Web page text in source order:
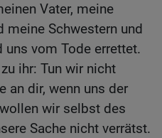
Vater, meine
meine Schwestern und
uns vom Tode errettet.
ihr: Tun wir nicht
an dir, wenn uns der
wir selbst des
Sache nicht verrätst.